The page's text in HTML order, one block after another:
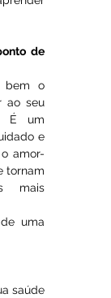
de
bem o
ao seu
É um
e
amor-
tornam
mais
uma
saúde